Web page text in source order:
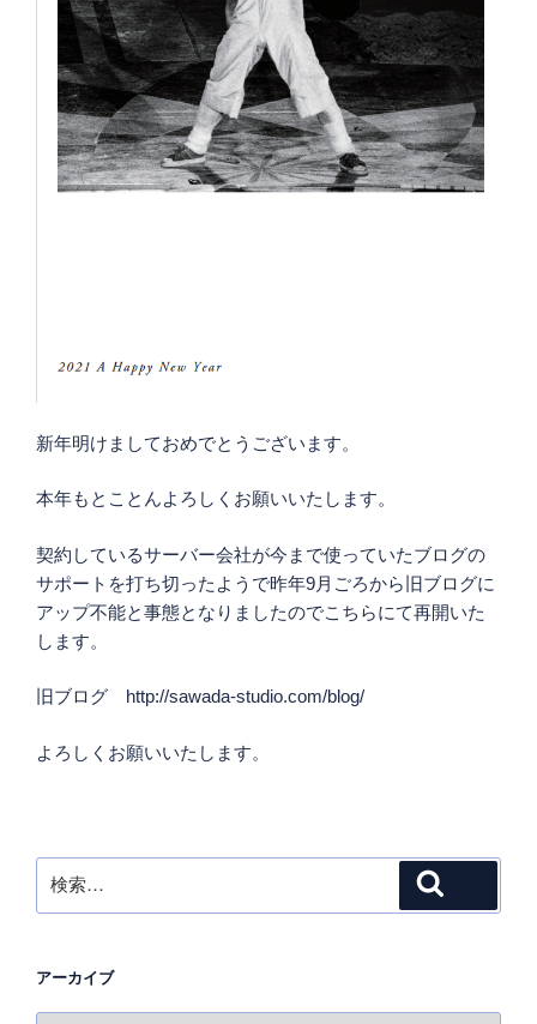
新年明けましておめでとうございます。
本年もとことんよろしくお願いいたします。
契約しているサーバー会社が今まで使っていたブログの
サポートを打ち切ったようで昨年9月ごろから旧ブログに
アップ不能と事態となりましたのでこちらにて再開いた
します。
旧ブログ http://sawada-studio.com/blog/
よろしくお願いいたします。
索:
アーカイブ